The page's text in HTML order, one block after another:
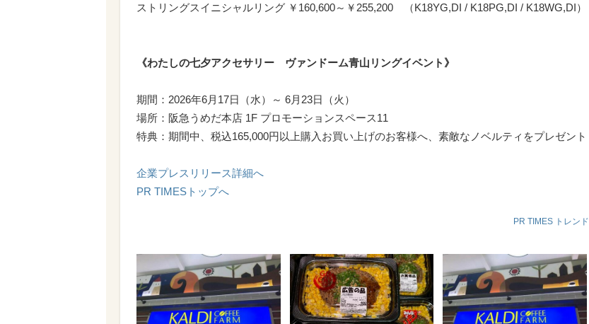
ストリングスイニシャルリング ￥160,600～￥255,200 （K18YG,DI / K18PG,DI / K18WG,DI）
《わたしの七夕アクセサリー ヴァンドーム青山リングイベント》
期間：2026年6月17日（水）～ 6月23日（火）
場所：阪急うめだ本店 1F プロモーションスペース11
特典：期間中、税込165,000円以上購入お買い上げのお客様へ、素敵なノベルティをプレゼント
企業プレスリリース詳細へ
PR TIMESトップへ
PR TIMES トレンド